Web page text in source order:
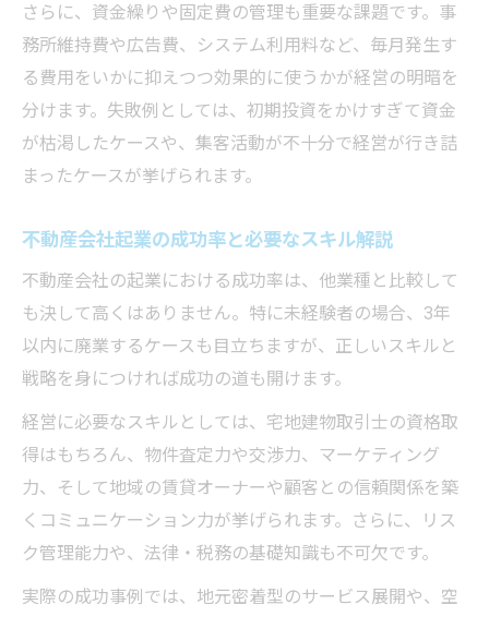
さらに、資金繰りや固定費の管理も重要な課題です。事
務所維持費や広告費、システム利用料など、毎月発生す
る費用をいかに抑えつつ効果的に使うかが経営の明暗を
分けます。失敗例としては、初期投資をかけすぎて資金
が枯渇したケースや、集客活動が不十分で経営が行き詰
まったケースが挙げられます。
不動産会社起業の成功率と必要なスキル解説
不動産会社の起業における成功率は、他業種と比較して
も決して高くはありません。特に未経験者の場合、3年
以内に廃業するケースも目立ちますが、正しいスキルと
戦略を身につければ成功の道も開けます。
経営に必要なスキルとしては、宅地建物取引士の資格取
得はもちろん、物件査定力や交渉力、マーケティング
力、そして地域の賃貸オーナーや顧客との信頼関係を築
くコミュニケーション力が挙げられます。さらに、リス
ク管理能力や、法律・税務の基礎知識も不可欠です。
実際の成功事例では、地元密着型のサービス展開や、空